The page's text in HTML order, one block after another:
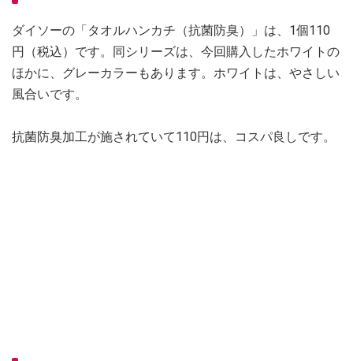
ダイソーの「タオルハンカチ（抗菌防臭）」は、1個110
円（税込）です。同シリーズは、今回購入したホワイトの
ほかに、グレーカラーもあります。ホワイトは、やさしい
風合いです。
抗菌防臭加工が施されていて110円は、コスパ良しです。